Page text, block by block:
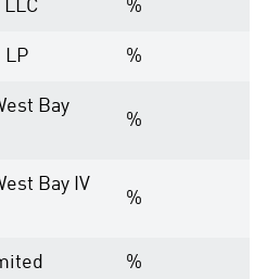
%
LP %
Bay
%
Bay IV
%
%